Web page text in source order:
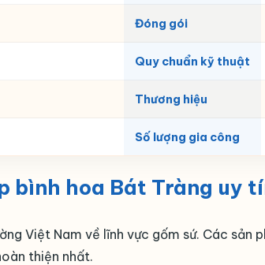
Đóng gói
Quy chuẩn kỹ thuật
Thương hiệu
Số lượng gia công
bình hoa Bát Tràng uy
Việt Nam về lĩnh vực gốm sứ. Các
thiện nhất.